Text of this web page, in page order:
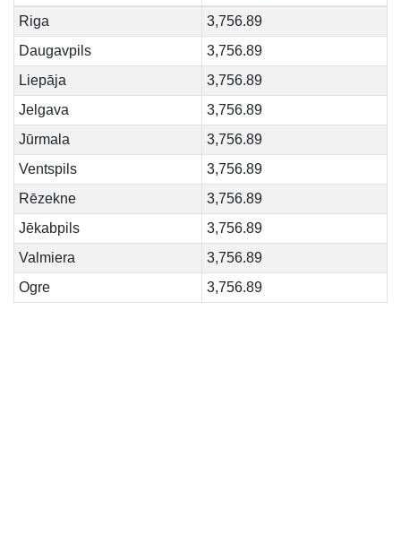
Riga
3,756.89
Daugavpils
3,756.89
Liepāja
3,756.89
Jelgava
3,756.89
Jūrmala
3,756.89
Ventspils
3,756.89
Rēzekne
3,756.89
Jēkabpils
3,756.89
Valmiera
3,756.89
Ogre
3,756.89